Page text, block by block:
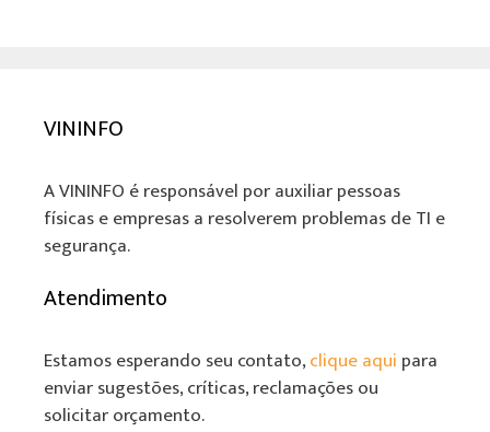
VININFO
A VININFO é responsável por auxiliar pessoas
físicas e empresas a resolverem problemas de TI e
segurança.
Atendimento
Estamos esperando seu contato,clique aqui para
enviar sugestões, críticas, reclamações ou
solicitar orçamento.